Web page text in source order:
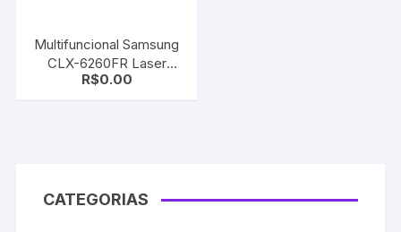
Multifuncional Samsung
CLX-6260FR Laser
Colorida Revisada com
R$0.00
CATEGORIAS